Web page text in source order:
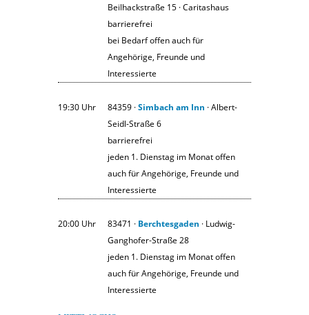
Beilhackstraße 15 · Caritashaus
barrierefrei
bei Bedarf offen auch für
Angehörige, Freunde und
Interessierte
19:30 Uhr 84359 ·Simbach am Inn · Albert-
Seidl-Straße 6
barrierefrei
jeden 1. Dienstag im Monat offen
auch für Angehörige, Freunde und
Interessierte
20:00 Uhr 83471 · Berchtesgaden · Ludwig-
Ganghofer-Straße 28
jeden 1. Dienstag im Monat offen
auch für Angehörige, Freunde und
Interessierte